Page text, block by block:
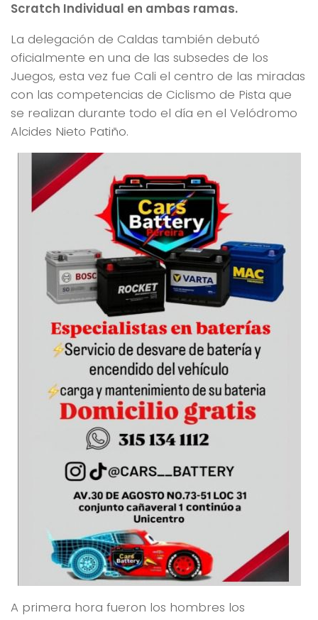
Scratch Individual en ambas ramas.
La delegación de Caldas también debutó
oficialmente en una de las subsedes de los
Juegos, esta vez fue Cali el centro de las miradas
con las competencias de Ciclismo de Pista que
se realizan durante todo el día en el Velódromo
Alcides Nieto Patiño.
A primera hora fueron los hombres los